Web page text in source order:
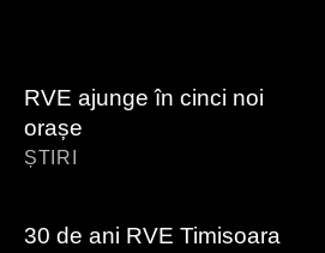
RVE ajunge în cinci noi
orașe
ȘTIRI
30 de ani RVE Timisoara